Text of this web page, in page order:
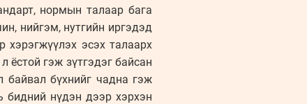
нормын талаар бага
нийгэм, нутгийн иргэдэд
хэрэгжүүлэх эсэх талаарх
ёстой гэж зүтгэдэг байсан
байвал бүхнийг чадна гэж
бидний нүдэн дээр хэрхэн